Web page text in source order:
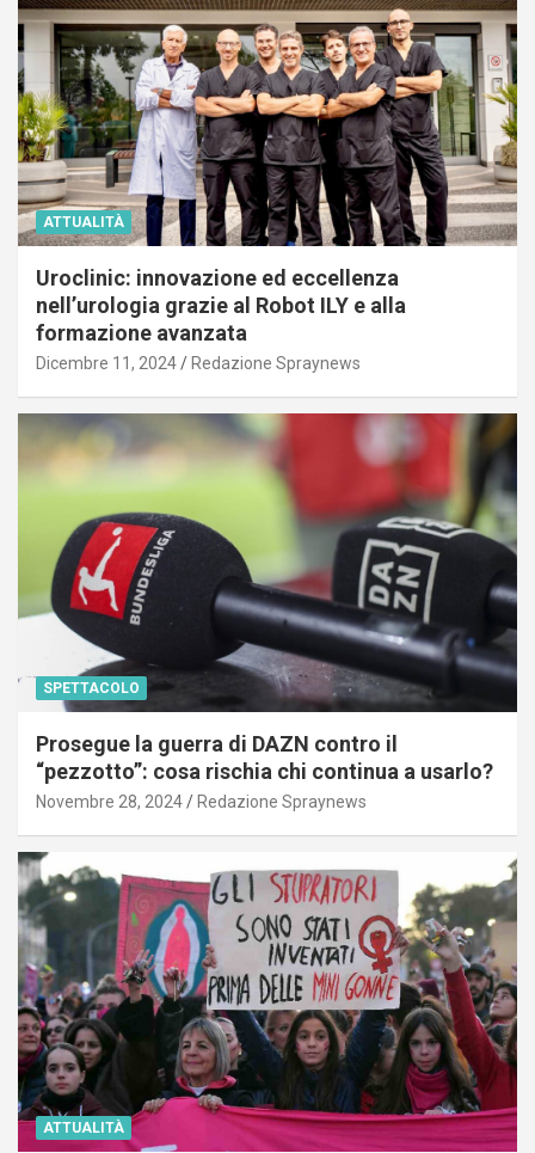
ATTUALITÀ
Uroclinic: innovazione ed eccellenza
nell’urologia grazie al Robot ILY e alla
formazione avanzata
Dicembre 11, 2024 Redazione Spraynews
SPETTACOLO
Prosegue la guerra di DAZN contro il
“pezzotto”: cosa rischia chi continua a usarlo?
Novembre 28, 2024 Redazione Spraynews
ATTUALITÀ